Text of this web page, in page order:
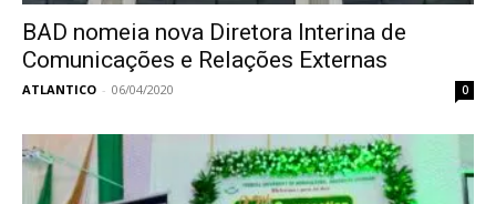
BAD nomeia nova Diretora Interina de
Comunicações e Relações Externas
ATLANTICO - 06/04/2020 0